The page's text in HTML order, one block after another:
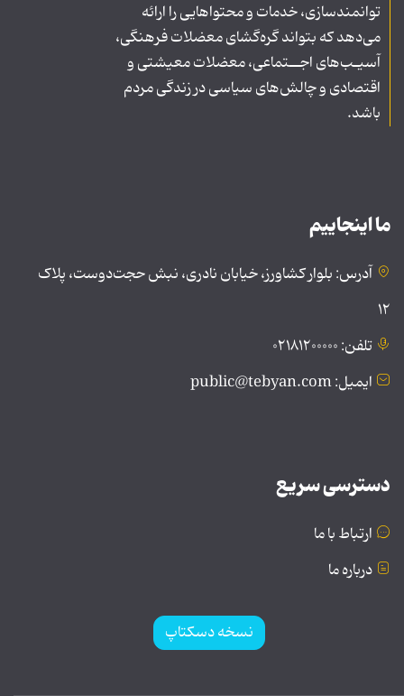
توانمندسازی، خدمات و محتواهایی را ارائه
می‌دهد که بتواند گره‌گشای معضلات فرهنگی،
آسیـب‌های اجــتماعی، معضلات معیشتی و
اقتصادی و چالش‌های سیاسی در زندگی مردم
باشد.
ما اینجاییم
آدرس: بلوار کشاورز، خیابان نادری، نبش حجت‌دوست، پلاک
۱۲
تلفن: ۰۲۱۸۱۲۰۰۰۰۰
ایمیل: public@tebyan.com
دسترسی سریع
ارتباط با ما
درباره ما
نسخه دسکتاپ